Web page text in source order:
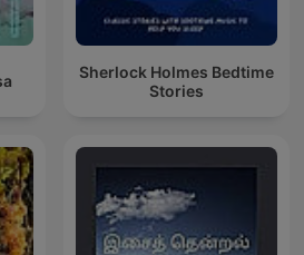
Sherlock Holmes Bedtime
Stories